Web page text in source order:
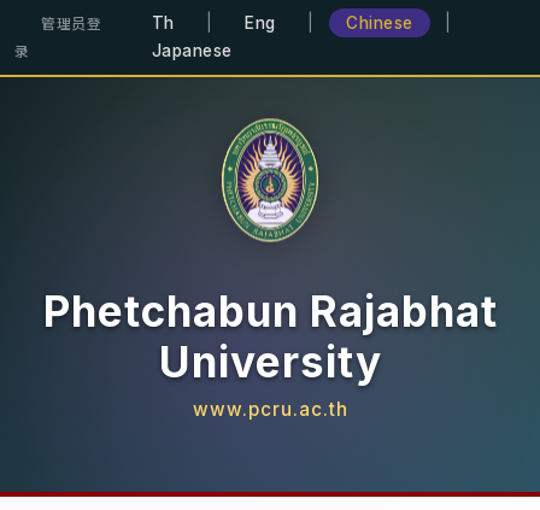
管理员登
录
Th Eng Chinese
Japanese
Phetchabun Rajabhat
University
www.pcru.ac.th